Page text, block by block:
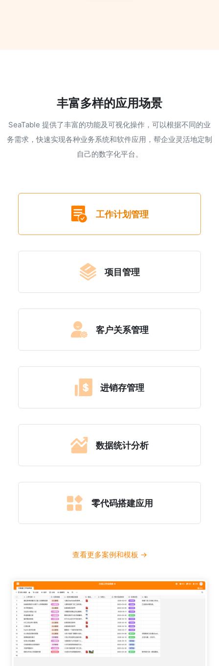
丰富多样的应用场景
SeaTable 提供了丰富的功能及可视化操作，可以根据不同的业
务需求，快速实现各种业务系统和软件应用，帮企业灵活地定制
自己的数字化平台。
工作计划管理
项目管理
客户关系管理
进销存管理
数据统计分析
零代码搭建应用
查看更多案例和模板 ->